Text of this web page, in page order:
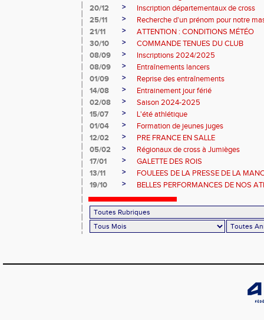
20/12
>
Inscription départementaux de cross
25/11
>
Recherche d'un prénom pour notre
21/11
>
ATTENTION : CONDITIONS MÉTÉO
30/10
>
COMMANDE TENUES DU CLUB
08/09
>
Inscriptions 2024/2025
08/09
>
Entraînements lancers
01/09
>
Reprise des entraînements
14/08
>
Entrainement jour férié
02/08
>
Saison 2024-2025
15/07
>
L'été athlétique
01/04
>
Formation de jeunes juges
12/02
>
PRE FRANCE EN SALLE
05/02
>
Régionaux de cross à Jumièges
17/01
>
GALETTE DES ROIS
13/11
>
FOULEES DE LA PRESSE DE LA
19/10
> BELLES PERFORMANCES DE NOS